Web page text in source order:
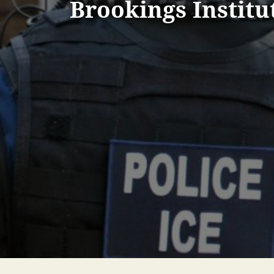
Brookings